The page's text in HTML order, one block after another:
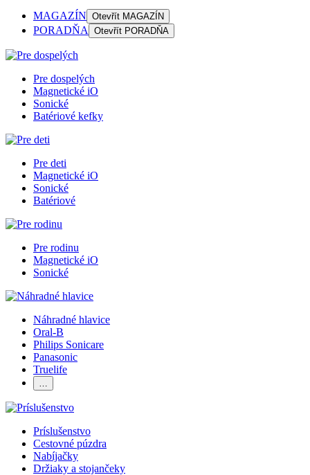
MAGAZÍN Otevřít MAGAZÍN
PORADŇA Otevřít PORADŇA
Pre dospelých
Magnetické iO
Sonické
Batériové kefky
Pre deti
Magnetické iO
Sonické
Batériové
Pre rodinu
Magnetické iO
Sonické
Náhradné hlavice
Oral-B
Philips Sonicare
Panasonic
Truelife
…
Príslušenstvo
Cestovné púzdra
Nabíjačky
Držiaky a stojančeky